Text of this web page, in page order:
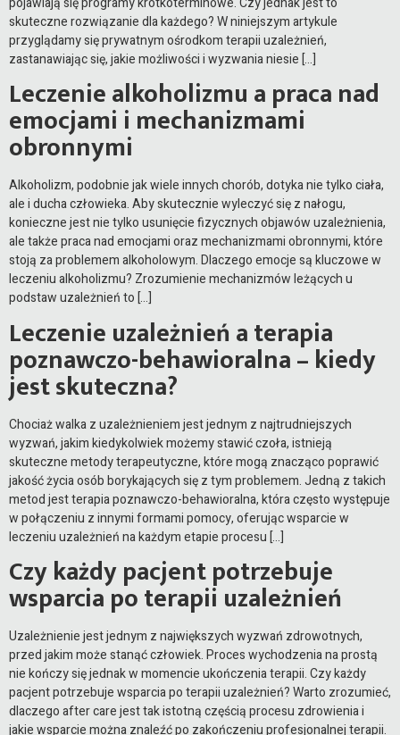
skuteczne rozwiązanie dla każdego? W niniejszym artykule
przyglądamy się prywatnym ośrodkom terapii uzależnień,
zastanawiając się, jakie możliwości i wyzwania niesie […]
Leczenie alkoholizmu a praca nad
emocjami i mechanizmami
obronnymi
Alkoholizm, podobnie jak wiele innych chorób, dotyka nie tylko ciała,
ale i ducha człowieka. Aby skutecznie wyleczyć się z nałogu,
konieczne jest nie tylko usunięcie fizycznych objawów uzależnienia,
ale także praca nad emocjami oraz mechanizmami obronnymi, które
stoją za problemem alkoholowym. Dlaczego emocje są kluczowe w
leczeniu alkoholizmu? Zrozumienie mechanizmów leżących u
podstaw uzależnień to […]
Leczenie uzależnień a terapia
poznawczo-behawioralna – kiedy
jest skuteczna?
Chociaż walka z uzależnieniem jest jednym z najtrudniejszych
wyzwań, jakim kiedykolwiek możemy stawić czoła, istnieją
skuteczne metody terapeutyczne, które mogą znacząco poprawić
jakość życia osób borykających się z tym problemem. Jedną z takich
metod jest terapia poznawczo-behawioralna, która często występuje
w połączeniu z innymi formami pomocy, oferując wsparcie w
leczeniu uzależnień na każdym etapie procesu […]
Czy każdy pacjent potrzebuje
wsparcia po terapii uzależnień
Uzależnienie jest jednym z największych wyzwań zdrowotnych,
przed jakim może stanąć człowiek. Proces wychodzenia na prostą
nie kończy się jednak w momencie ukończenia terapii. Czy każdy
pacjent potrzebuje wsparcia po terapii uzależnień? Warto zrozumieć,
dlaczego after care jest tak istotną częścią procesu zdrowienia i
jakie wsparcie można znaleźć po zakończeniu profesjonalnej terapii.